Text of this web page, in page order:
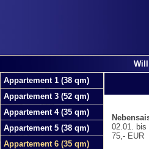
Appartement 1 (38 qm)
Appartement 3 (52 qm)
Appartement 4 (35 qm)
Appartement 5 (38 qm)
Appartement 6 (35 qm)
02.01. bis
75,- EUR